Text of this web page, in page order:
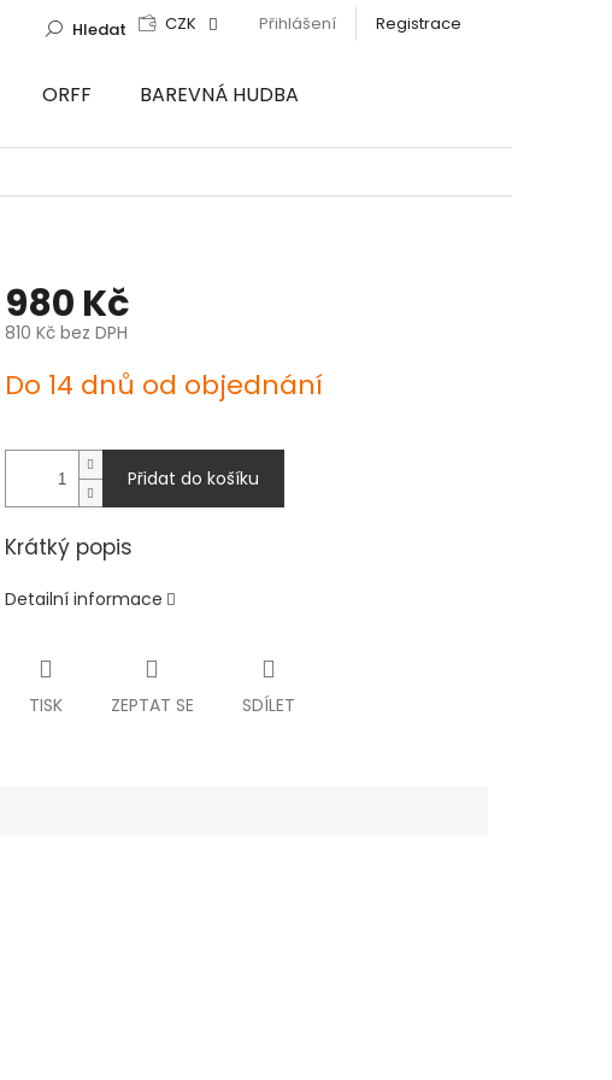
CZK Přihlášení Registrace
Hledat
ORFF
BAREVNÁ HUDBA
980 Kč
810 Kč bez DPH
cena:
Do 14 dnů od objednání
Přidat do košíku
Krátký popis
Detailní informace
TISK ZEPTAT SE SDÍLET